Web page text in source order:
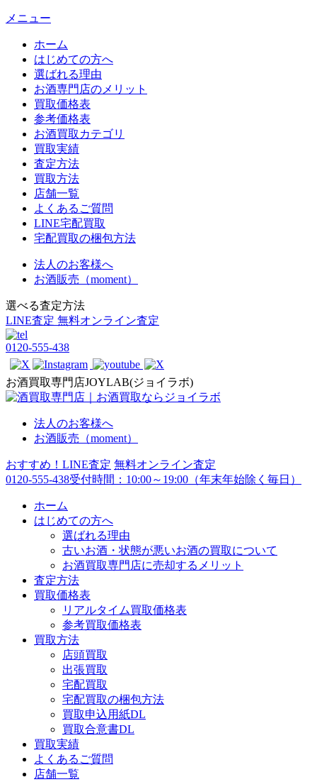
メニュー
ホーム
はじめての方へ
選ばれる理由
お酒専門店のメリット
買取価格表
参考価格表
お酒買取カテゴリ
買取実績
査定方法
買取方法
店舗一覧
よくあるご質問
LINE宅配買取
宅配買取の梱包方法
法人のお客様へ
お酒販売（moment）
選べる査定方法
LINE査定 無料オンライン査定
0120-555-438
お酒買取専門店JOYLAB(ジョイラボ)
法人のお客様へ
お酒販売（moment）
おすすめ！LINE査定 無料オンライン査定
0120-555-438受付時間：10:00～19:00（年末年始除く毎日）
ホーム
はじめての方へ
選ばれる理由
古いお酒・状態が悪いお酒の買取について
お酒買取専門店に売却するメリット
査定方法
買取価格表
リアルタイム買取価格表
参考買取価格表
買取方法
店頭買取
出張買取
宅配買取
宅配買取の梱包方法
買取申込用紙DL
買取合意書DL
買取実績
よくあるご質問
店舗一覧